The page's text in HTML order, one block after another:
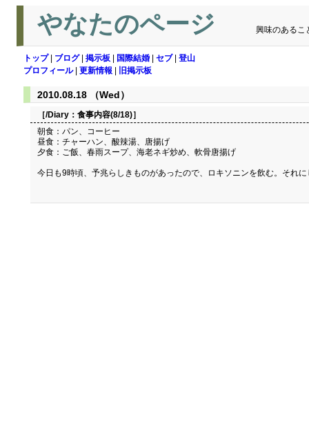
やなたのページ 興味のあるこ
トップ| ブログ| 掲示板 国際結婚 セブ| 登山
プロフィール| 更新情報 旧掲示板
2010.08.18 （Wed）
［/Diary： 食事内容(8/18)］
朝食：パン、コーヒー
昼食：チャーハン、酸辣湯、唐揚げ
夕食：ご飯、春雨スープ、海老ネギ炒め、軟骨唐揚げ
今日も9時頃、予兆らしきものがあったので、ロキソニンを飲む。それ